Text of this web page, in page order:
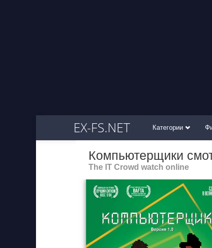
EX-FS.NET Категории
Компьютерщики
The IT Crowd watch online